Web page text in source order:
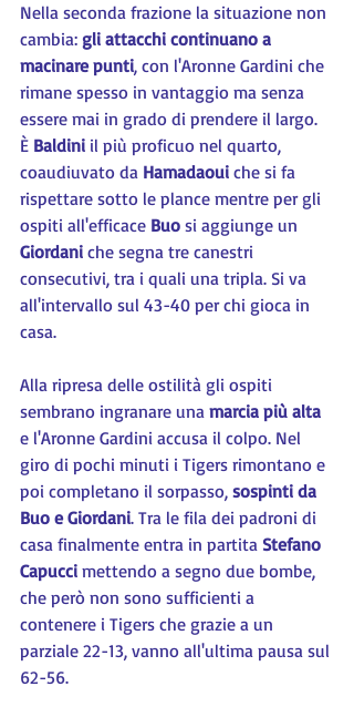
Nella seconda frazione la situazione non
cambia: gli attacchi continuano a
macinare punti, con l'Aronne Gardini che
rimane spesso in vantaggio ma senza
essere mai in grado di prendere il largo.
È Baldini il più proficuo nel quarto,
coaudiuvato da Hamadaoui che si fa
rispettare sotto le plance mentre per gli
ospiti all'efficace Buo si aggiunge un
Giordani che segna tre canestri
consecutivi, tra i quali una tripla. Si va
all'intervallo sul 43-40 per chi gioca in
casa.
Alla ripresa delle ostilità gli ospiti
sembrano ingranare una marcia più alta
e l'Aronne Gardini accusa il colpo. Nel
giro di pochi minuti i Tigers rimontano e
poi completano il sorpasso, sospinti da
Buo e Giordani. Tra le fila dei padroni di
casa finalmente entra in partita Stefano
Capucci mettendo a segno due bombe,
che però non sono sufficienti a
contenere i Tigers che grazie a un
parziale 22-13, vanno all'ultima pausa sul
62-56.